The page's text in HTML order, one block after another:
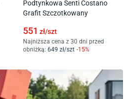
Podtynkowa Senti Costano
Grafit Szczotkowany
551 zł/szt
Najniższa cena z 30 dni przed
obniżką: 649 zł/szt -15%